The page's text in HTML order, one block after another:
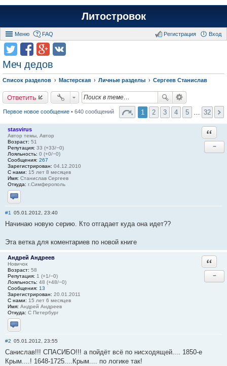
Литостровок
Меню FAQ Вход
Регистрация
Меч дедов
Список разделов Мастерская Личные разделы Сергеев Станислав
Ответить
Первое новое сообщение • 640 сообщений 1 2 3 4 5 32
stasvirus
Автор темы, Автор
Возраст: 51
Репутация: 33 (+33/−0)
Лояльность: 0 (+0/−0)
Сообщения: 267
Зарегистрирован: 04.12.2010
С нами: 15 лет 8 месяцев
Имя: Станислав Сергеев
Откуда: г.Симферополь
Отправить личное сообщение
−
#1 05.01.2012, 23:40
Начинаю новую серию. Кто отгадает куда она идет??
Эта ветка для коментариев по новой книге
Андрей Андреев
Новичок
Возраст: 58
Репутация: 1 (+1/−0)
Лояльность: 48 (+48/−0)
Сообщения: 13
Зарегистрирован: 20.01.2011
С нами: 15 лет 6 месяцев
Имя: Андрей Андреев
Откуда: С Петербург
Отправить личное сообщение
−
#2 05.01.2012, 23:55
Cанислав!!! СПАСИБО!!! а пойдёт всё по нисходящей.... 1850-е
Крым....! 1648-1725....Крым.... по логике так!